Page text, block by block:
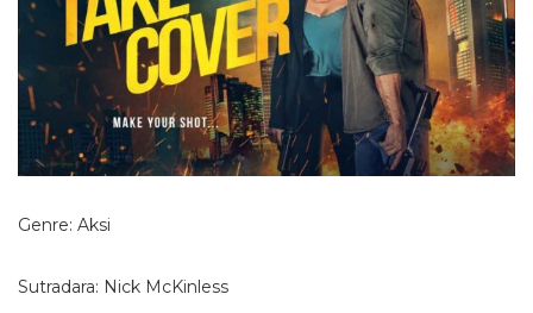
Genre: Aksi
Sutradara: Nick McKinless